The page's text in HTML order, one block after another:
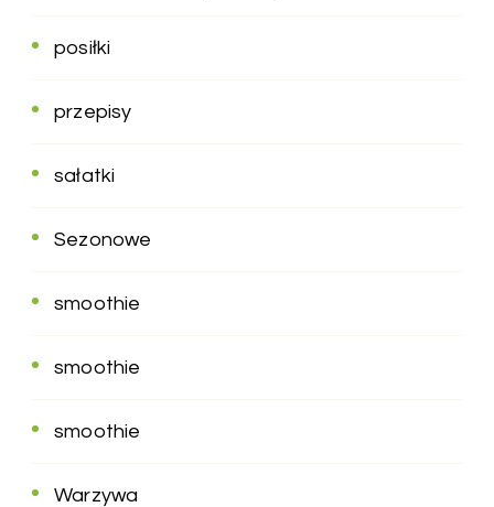
posiłki
przepisy
sałatki
Sezonowe
smoothie
smoothie
smoothie
Warzywa